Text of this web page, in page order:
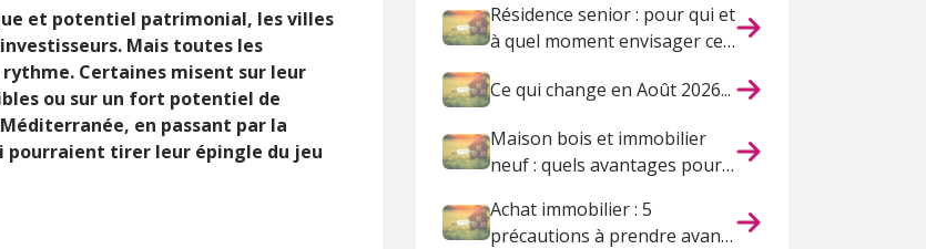
et potentiel patrimonial, les villes
Mais toutes les
Certaines misent sur leur
ou sur un fort potentiel de
en passant par la
pourraient tirer leur épingle du jeu
Résidence senior : pour qui et
à quel moment envisager ce
Ce qui change en Août 2026...
Maison bois et immobilier
neuf : quels avantages pour
Achat immobilier : 5
précautions à prendre avant